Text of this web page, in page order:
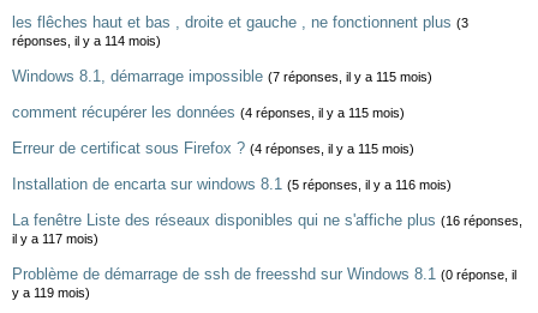
les flêches haut et bas , droite et gauche , ne fonctionnent plus (3
réponses, il y a 114 mois)
Windows 8.1, démarrage impossible (7 réponses, il y a 115 mois)
comment récupérer les données (4 réponses, il y a 115 mois)
Erreur de certificat sous Firefox ? (4 réponses, il y a 115 mois)
Installation de encarta sur windows 8.1 (5 réponses, il y a 116 mois)
La fenêtre Liste des réseaux disponibles qui ne s'affiche plus (16 réponses,
il y a 117 mois)
Problème de démarrage de ssh de freesshd sur Windows 8.1 (0 réponse, il
y a 119 mois)